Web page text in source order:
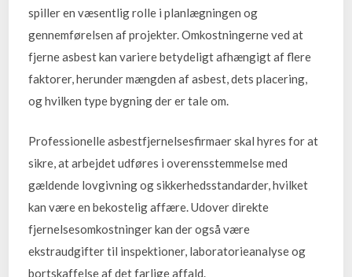
spiller en væsentlig rolle i planlægningen og
gennemførelsen af projekter. Omkostningerne ved at
fjerne asbest kan variere betydeligt afhængigt af flere
faktorer, herunder mængden af asbest, dets placering,
og hvilken type bygning der er tale om.
Professionelle asbestfjernelsesfirmaer skal hyres for at
sikre, at arbejdet udføres i overensstemmelse med
gældende lovgivning og sikkerhedsstandarder, hvilket
kan være en bekostelig affære. Udover direkte
fjernelsesomkostninger kan der også være
ekstraudgifter til inspektioner, laboratorieanalyse og
bortskaffelse af det farlige affald.